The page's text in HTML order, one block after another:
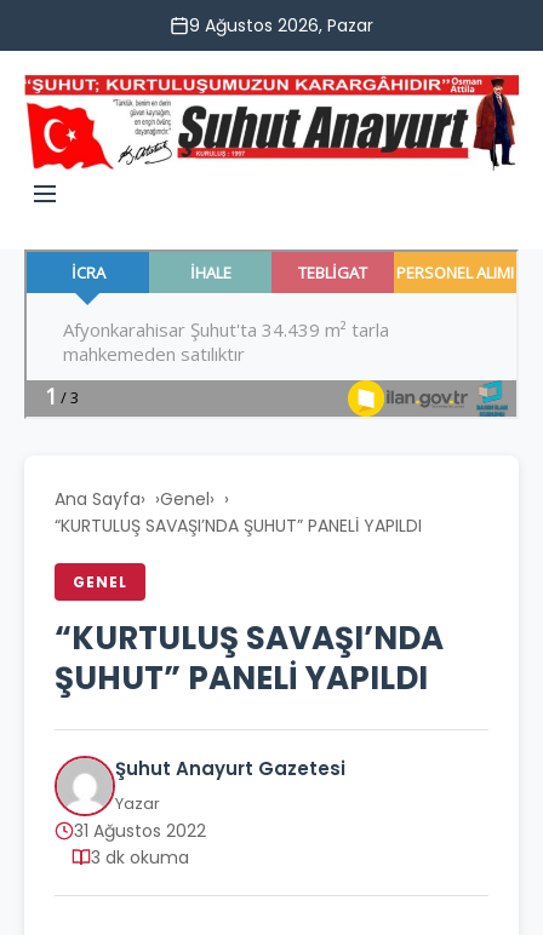
9 Ağustos 2026, Pazar
Ana Sayfa› Genel›
“KURTULUŞ SAVAŞI’NDA ŞUHUT” PANELİ YAPILDI
GENEL
“KURTULUŞ SAVAŞI’NDA
ŞUHUT” PANELİ YAPILDI
Şuhut Anayurt Gazetesi
Yazar
31 Ağustos 2022
3 dk okuma